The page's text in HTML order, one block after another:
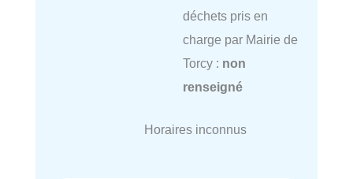
déchets pris en
charge par Mairie de
Torcy : non
renseigné
Horaires inconnus